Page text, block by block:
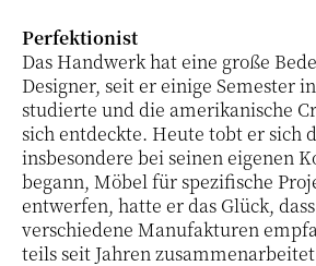
Perfektionist
Das Handwerk hat eine große
Designer, seit er einige Semester
studierte und die amerikanische
sich entdeckte. Heute tobt er sich
insbesondere bei seinen eigenen
begann, Möbel für spezifische
entwerfen, hatte er das Glück,
verschiedene Manufakturen
teils seit Jahren